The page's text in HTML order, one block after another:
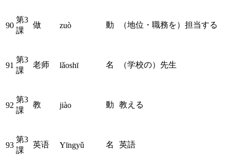
90
第3
課
做 zuò 動 （地位・職務を）担当する
91
第3
課
老师 lǎoshī 名 （学校の）先生
92
第3
課
教 jiào 動 教える
93
第3
課
英语 Yīngyǔ 名 英語